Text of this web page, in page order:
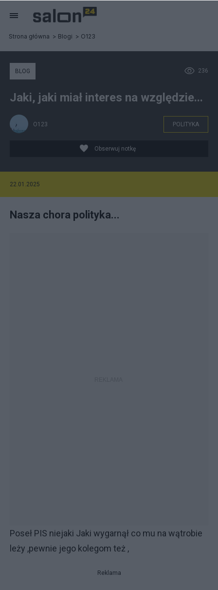
Strona główna Blogi O123
236
BLOG
Jaki, jaki miał interes na względzie...
O123 POLITYKA
Obserwuj notkę
22.01.2025
Nasza chora polityka...
Poseł PIS niejaki Jaki wygarnął co mu na wątrobie
leży ,pewnie jego kolegom też ,
Reklama